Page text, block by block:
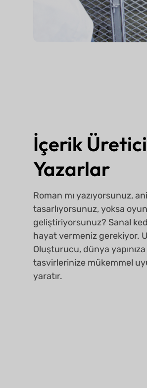
İçerik
Yazarlar
Roman mı yazıyorsunuz,
tasarlıyorsunuz, yoksa
geliştiriyorsunuz? Sanal
hayat vermeniz gerekiyor.
Oluşturucu, dünya
tasvirlerinize mükemmel
yaratır.